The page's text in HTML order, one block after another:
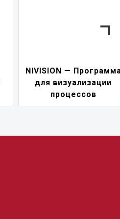
NIVISION —
для визуализации
процессов